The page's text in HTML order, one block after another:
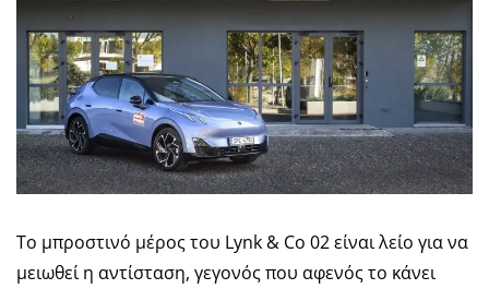
Το μπροστινό μέρος του Lynk & Co 02 είναι λείο για να
μειωθεί η αντίσταση, γεγονός που αφενός το κάνει